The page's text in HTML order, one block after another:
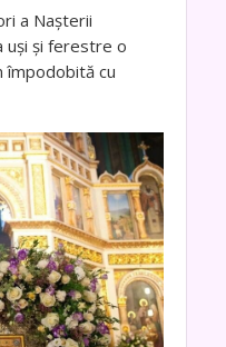
a Nașterii
uși și ferestre o
împodobită cu